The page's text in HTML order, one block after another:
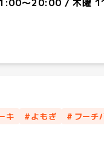
/ 日曜 11:00〜
キ #よもぎ # フーチ